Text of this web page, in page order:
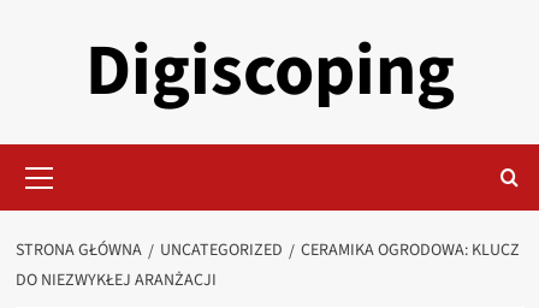
Digiscoping
główne
STRONA GŁÓWNA UNCATEGORIZED
CERAMIKA OGRODOWA: KLUCZ
DO NIEZWYKŁEJ ARANŻACJI